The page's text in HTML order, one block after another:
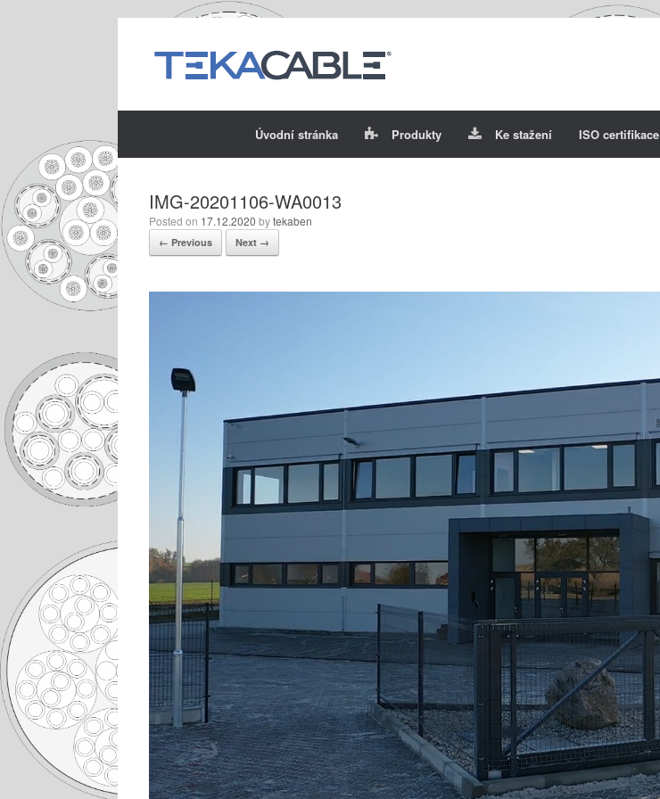
content
Úvodní stránka Produkty Ke stažení ISO certifikace
IMG-20201106-WA0013
Posted on 17.12.2020 bytekaben
← Previous Next →